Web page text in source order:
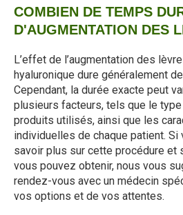
COMBIEN DE TEMPS
D'AUGMENTATION DES
L’effet de l’augmentation des
hyaluronique dure généralement
Cependant, la durée exacte peut
plusieurs facteurs, tels que le
produits utilisés, ainsi que les
individuelles de chaque patient. Si
savoir plus sur cette procédure et
vous pouvez obtenir, nous vous
rendez-vous avec un médecin
vos options et de vos attentes.